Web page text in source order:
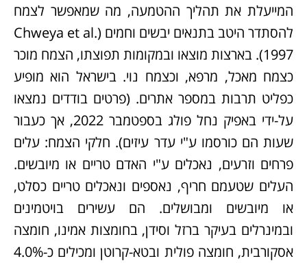
המייעלת את תהליך ההטמעה, מה שמאפשר לצמח
להסתדר היטב בתנאים יבשים וחמים (Chweya et al.
1997). בארצות מוצאו ובמקומות תפוצתו, הצמח מוכר
כצמח מאכל, מרפא, וכצמח נוי. בישראל הוא מופיע
כפליט תרבות במספר אתרים. (פרטים בודדים נמצאו
על-ידי באפיק נחל פולג בספטמבר 2022, אך כעבור
שעות הם כורסמו ע"י עדר עיזים). חלקי הצמח: עלים
פרחים וזרעים, נאכלים ע"י האדם טריים או מיובשים.
העלים שטעמם חריף, נאספים ונאכלים טריים כסלט,
או מיובשים ומבושלים. הם עשירים בויטמינים
ובמינרלים בעיקר ברזל וסידן, בחומצות אמינו, חומצה
אסקורבית, חומצה פולית ובטא-קרוטן ומכילים כ-4.0%